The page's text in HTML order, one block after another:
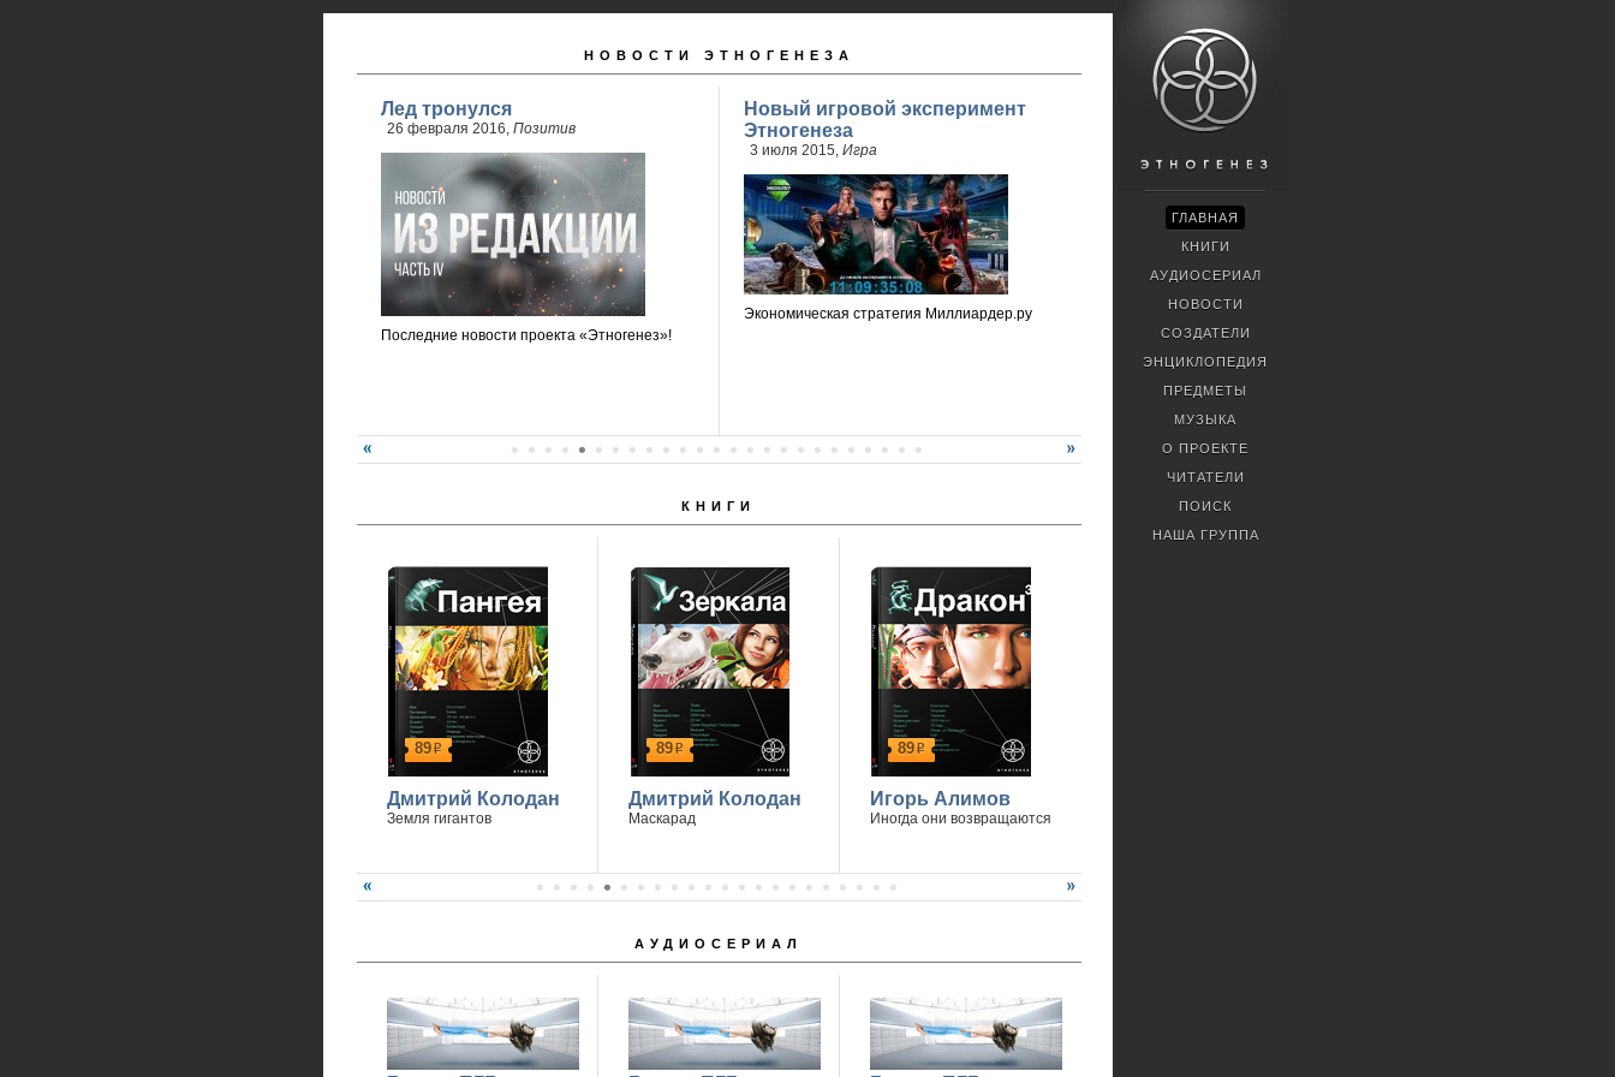
НОВОСТИ ЭТНОГЕНЕЗА
Лед тронулся
26 февраля 2016, Позитив
Последние новости проекта «Этногенез»!
Новый игровой эксперимент
Этногенеза
3 июля 2015, Игра
Экономическая стратегия Миллиардер.ру
КНИГИ
89р
Дмитрий Колодан
Земля гигантов
89р
Дмитрий Колодан
Маскарад
89р
Игорь Алимов
Иногда они возвращаются
АУДИОСЕРИАЛ
ГЛАВНАЯ
КНИГИ
АУДИОСЕРИАЛ
НОВОСТИ
СОЗДАТЕЛИ
ЭНЦИКЛОПЕДИЯ
ПРЕДМЕТЫ
МУЗЫКА
О ПРОЕКТЕ
ЧИТАТЕЛИ
ПОИСК
НАША ГРУППА